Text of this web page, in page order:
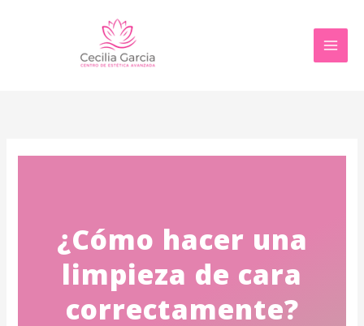
¿Cómo hacer una
limpieza de cara
correctamente?